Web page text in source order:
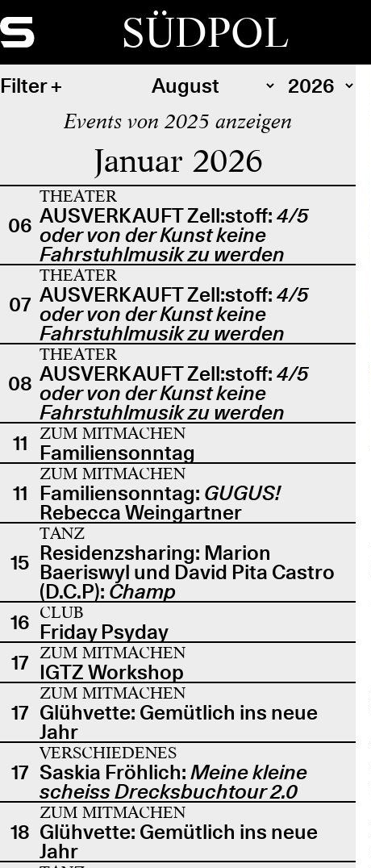
SÜDPOL
Filter
Events von 2025 anzeigen
Januar 2026
06
THEATER
AUSVERKAUFT Zell:stoff: 4/5
oder von der Kunst keine
Fahrstuhlmusik zu werden
07
THEATER
AUSVERKAUFT Zell:stoff: 4/5
oder von der Kunst keine
Fahrstuhlmusik zu werden
08
THEATER
AUSVERKAUFT Zell:stoff: 4/5
oder von der Kunst keine
Fahrstuhlmusik zu werden
11
ZUM MITMACHEN
Familiensonntag
11
ZUM MITMACHEN
Familiensonntag: GUGUS!
Rebecca Weingartner
15
TANZ
Residenzsharing: Marion
Baeriswyl und David Pita Castro
(D.C.P): Champ
16 CLUB
Friday Psyday
17 ZUM MITMACHEN
IGTZ Workshop
17
ZUM MITMACHEN
Glühvette: Gemütlich ins neue
Jahr
17
VERSCHIEDENES
Saskia Fröhlich: Meine kleine
scheiss Drecksbuchtour 2.0
18
ZUM MITMACHEN
Glühvette: Gemütlich ins neue
Jahr